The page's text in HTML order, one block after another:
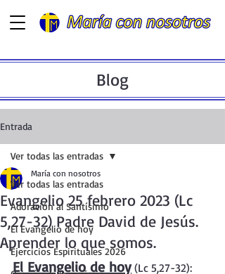
Blog
Entrada
Ver todas las entradas
Adoración al Santísimo
El Evangelio de hoy
Ejercicios Espirituales 2026
Ver todas las entradas
Evangelio 25 febrero 2023 (Lc
5,27-32) Padre David de Jesús.
Aprender lo que somos.
María con nosotros
El Evangelio de hoy (Lc 5,27-32):